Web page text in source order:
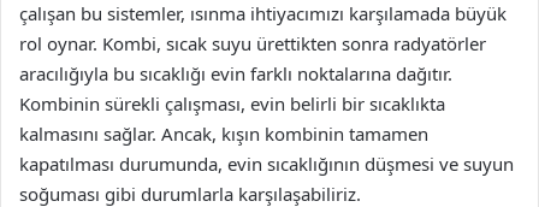
çalışan bu sistemler, ısınma ihtiyacımızı karşılamada büyük
rol oynar. Kombi, sıcak suyu ürettikten sonra radyatörler
aracılığıyla bu sıcaklığı evin farklı noktalarına dağıtır.
Kombinin sürekli çalışması, evin belirli bir sıcaklıkta
kalmasını sağlar. Ancak, kışın kombinin tamamen
kapatılması durumunda, evin sıcaklığının düşmesi ve suyun
soğuması gibi durumlarla karşılaşabiliriz.